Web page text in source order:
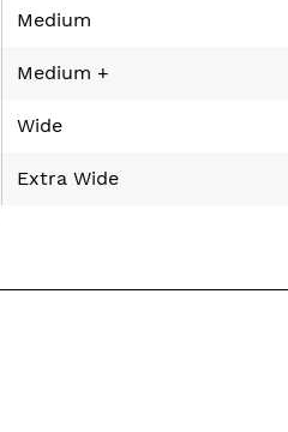
Medium
Medium +
Wide
Extra Wide